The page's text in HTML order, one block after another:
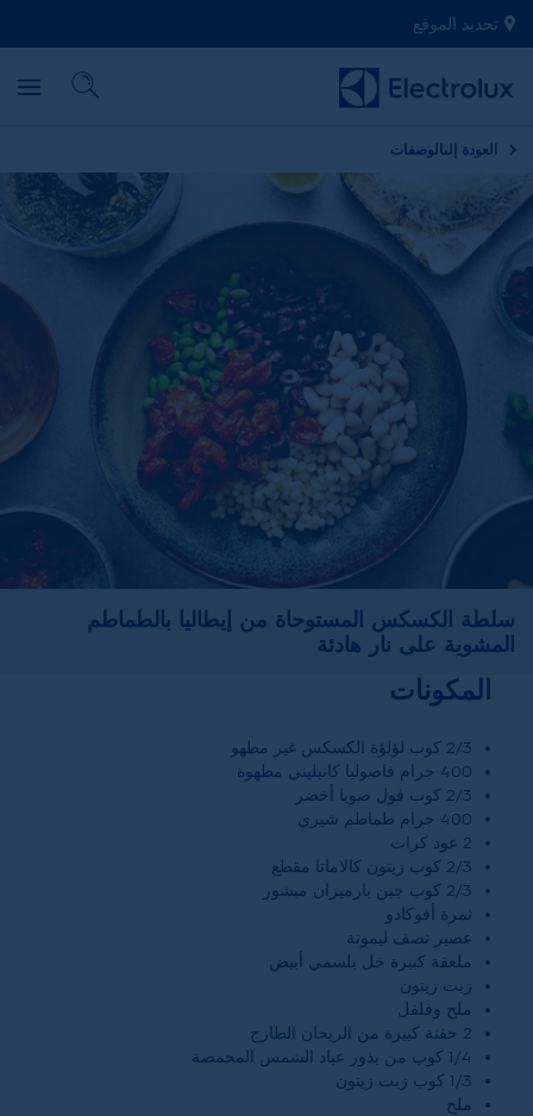
تحديد الموقع
العودة إلىالوصفات
سلطة الكسكس المستوحاة من إيطاليا بالطماطم
المشوية على نار هادئة
المكونات
2/3 كوب لؤلؤة الكسكس غير مطهو
400 جرام فاصوليا كانيليني مطهوة
2/3 كوب فول صويا أخضر
400 جرام طماطم شيري
2 عود كراث
2/3 كوب زيتون كالاماتا مقطع
2/3 كوب جبن بارميزان مبشور
ثمرة أفوكادو
عصير نصف ليمونة
ملعقة كبيرة خل بلسمي أبيض
زيت زيتون
ملح وفلفل
2 حفنة كبيرة من الريحان الطازج
1/4 كوب من بذور عباد الشمس المحمصة
1/3 كوب زيت زيتون
ملح